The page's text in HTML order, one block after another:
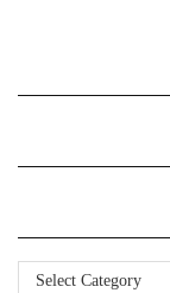
Kategorier